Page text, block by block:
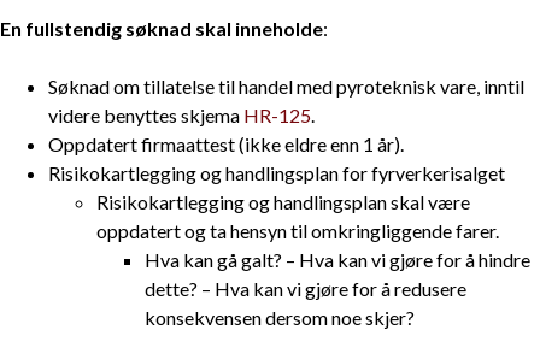
En fullstendig søknad skal inneholde:
Søknad om tillatelse til handel med pyroteknisk vare, inntil
videre benyttes skjema HR-125.
Oppdatert firmaattest (ikke eldre enn 1 år).
Risikokartlegging og handlingsplan for fyrverkerisalget
Risikokartlegging og handlingsplan skal være
oppdatert og ta hensyn til omkringliggende farer.
Hva kan gå galt? – Hva kan vi gjøre for å hindre
dette? – Hva kan vi gjøre for å redusere
konsekvensen dersom noe skjer?